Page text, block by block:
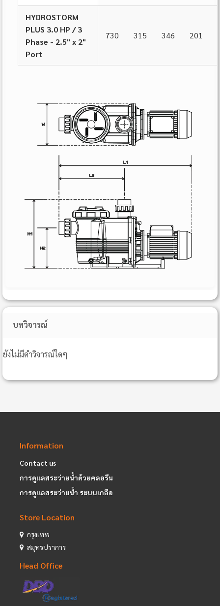
HYDROSTORM
PLUS 3.0 HP / 3
Phase - 2.5" x 2"
Port
730 315 346 201
บทวิจารณ์
ยังไม่มีคำวิจารณ์ใดๆ
Information
Contact us
การดูแลสระว่ายน้ำด้วยคลอรีน
การดูแลสระว่ายน้ำ ระบบเกลือ
Store Location
กรุงเทพ
สมุทรปราการ
Head Office